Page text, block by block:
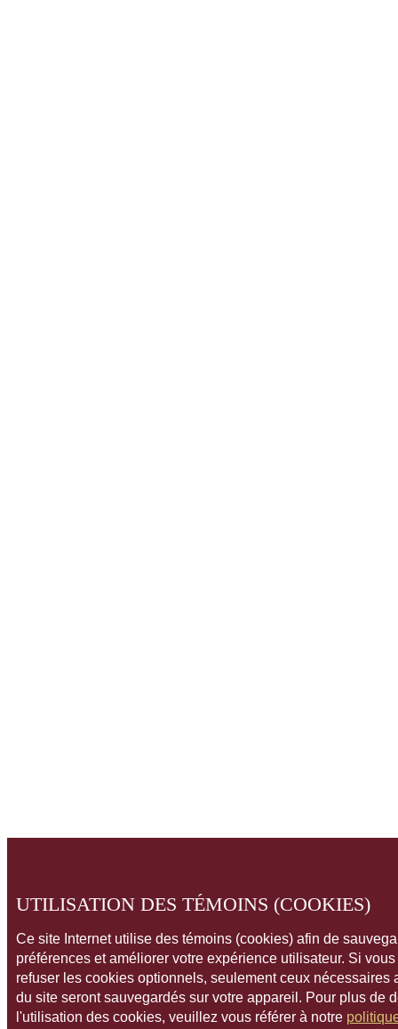
UTILISATION DES TÉMOINS (COOKIES)
Ce site Internet utilise des témoins (cookies) afin de
préférences et améliorer votre expérience utilisateur. Si
refuser les cookies optionnels, seulement ceux nécessaires
du site seront sauvegardés sur votre appareil. Pour plus de
l'utilisation des cookies, veuillez vous référer à notre